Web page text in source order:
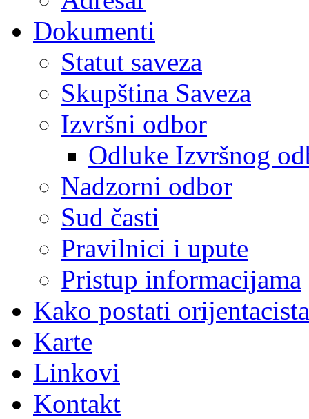
Dokumenti
Statut saveza
Skupština Saveza
Izvršni odbor
Odluke Izvršnog
Nadzorni odbor
Sud časti
Pravilnici i upute
Pristup informacijama
Kako postati
Karte
Linkovi
Kontakt